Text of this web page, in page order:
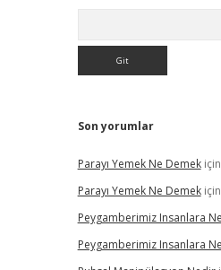
Son yorumlar
Parayı Yemek Ne Demekiçin
Parayı Yemek Ne Demekiçin
Peygamberimiz Insanlara
Peygamberimiz Insanlara